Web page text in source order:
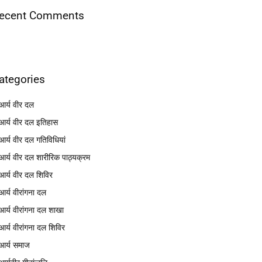
Comments
वीर दल
वीर दल इतिहास
वीर दल गतिविधियां
वीर दल शारीरिक पाठ्यक्रम
वीर दल शिविर
वीरांगना दल
वीरांगना दल शाखा
वीरांगना दल शिविर
समाज